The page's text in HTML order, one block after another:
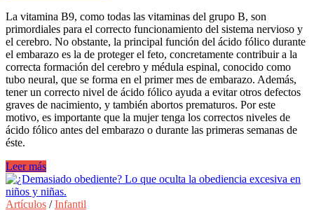
La vitamina B9, como todas las vitaminas del grupo B, son
primordiales para el correcto funcionamiento del sistema nervioso y
el cerebro. No obstante, la principal función del ácido fólico durante
el embarazo es la de proteger el feto, concretamente contribuir a la
correcta formación del cerebro y médula espinal, conocido como
tubo neural, que se forma en el primer mes de embarazo. Además,
tener un correcto nivel de ácido fólico ayuda a evitar otros defectos
graves de nacimiento, y también abortos prematuros. Por este
motivo, es importante que la mujer tenga los correctos niveles de
ácido fólico antes del embarazo o durante las primeras semanas de
éste.
La
vitamina
que
no
Leer más
Artículos /Infantil